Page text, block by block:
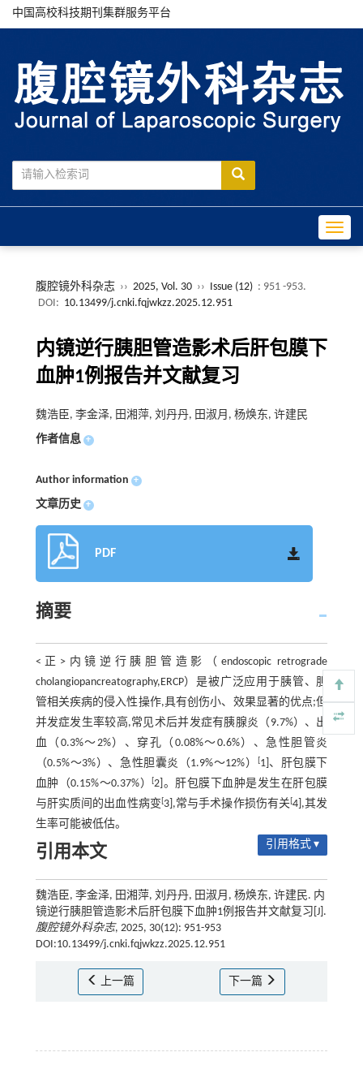
中国高校科技期刊集群服务平台
腹腔镜外科杂志 ›› 2025, Vol. 30 ›› Issue (12) : 951 -953.
DOI: 10.13499/j.cnki.fqjwkzz.2025.12.951
内镜逆行胰胆管造影术后肝包膜下
血肿1例报告并文献复习
魏浩臣, 李金泽, 田湘萍, 刘丹丹, 田淑月, 杨焕东, 许建民
作者信息 +
Author information +
文章历史 +
PDF
摘要
<正>内镜逆行胰胆管造影（endoscopic retrograde
cholangiopancreatography,ERCP）是被广泛应用于胰管、胆
管相关疾病的侵入性操作,具有创伤小、效果显著的优点;但
并发症发生率较高,常见术后并发症有胰腺炎（9.7%）、出
血（0.3%～2%）、穿孔（0.08%～0.6%）、急性胆管炎
（0.5%～3%）、急性胆囊炎（1.9%～12%）
[1]、肝包膜下
血肿（0.15%～0.37%）[2]。肝包膜下血肿是发生在肝包膜
与肝实质间的出血性病变[3],常与手术操作损伤有关[4],其发
生率可能被低估。
引用本文 引用格式 ▾
魏浩臣, 李金泽, 田湘萍, 刘丹丹, 田淑月, 杨焕东, 许建民. 内
镜逆行胰胆管造影术后肝包膜下血肿1例报告并文献复习[J].
腹腔镜外科杂志, 2025, 30(12): 951-953
DOI:10.13499/j.cnki.fqjwkzz.2025.12.951
上一篇 下一篇